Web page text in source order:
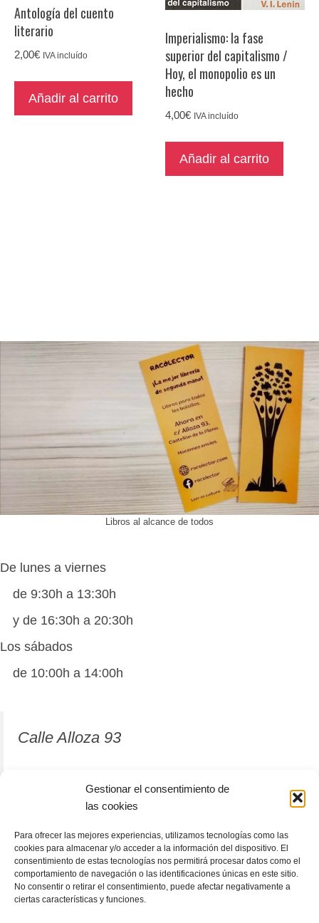
Gestionar el consentimiento de
las cookies
Para ofrecer las mejores experiencias, utilizamos tecnologías como las
cookies para almacenar y/o acceder a la información del dispositivo. El
consentimiento de estas tecnologías nos permitirá procesar datos como el
comportamiento de navegación o las identificaciones únicas en este sitio.
No consentir o retirar el consentimiento, puede afectar negativamente a
ciertas características y funciones.
Antología del cuento
literario
2,00€ IVA incluído
Añadir al carrito
Imperialismo: la fase
superior del capitalismo /
Hoy, el monopolio es un
hecho
4,00€ IVA incluído
Añadir al carrito
Libros al alcance de todos
De lunes a viernes
de 9:30h a 13:30h
y de 16:30h a 20:30h
Los sábados
de 10:00h a 14:00h
Calle Alloza 93
12001 Castellón de la Plana
964 81 37 63